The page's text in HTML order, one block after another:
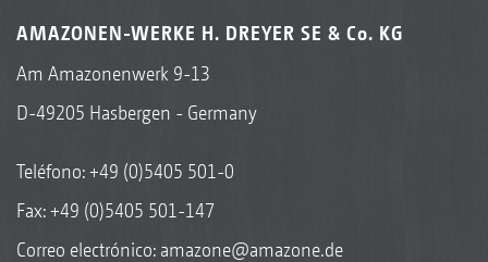
AMAZONEN-WERKE H. DREYER SE & Co. KG
Am Amazonenwerk 9-13
D-49205 Hasbergen - Germany
Teléfono:+49 (0)5405 501-0
Fax: +49 (0)5405 501-147
Correo electrónico: amazone@amazone.de